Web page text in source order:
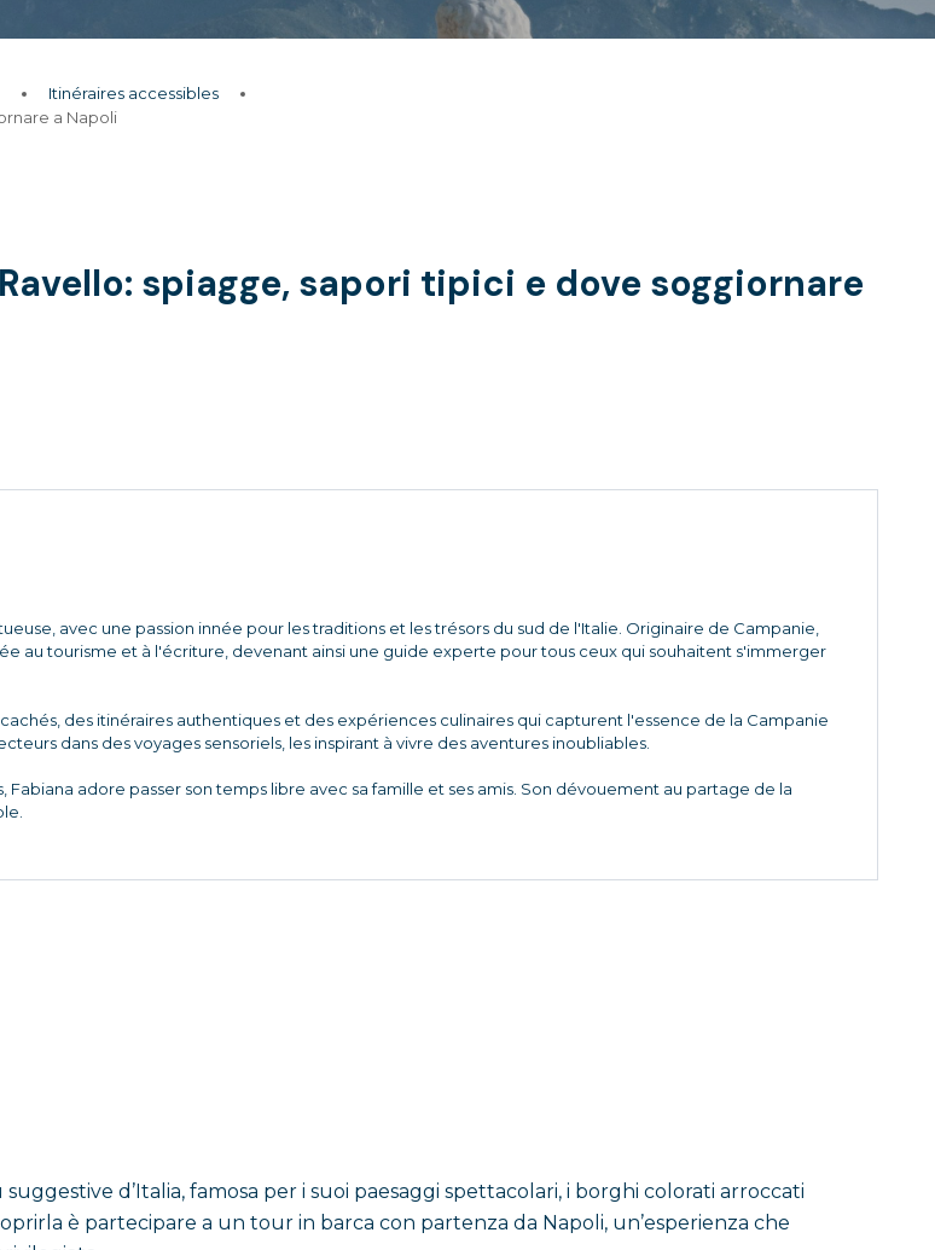
Itinéraires accessibles
a Napoli
spiagge, sapori tipici e dove soggiornare
avec une passion innée pour les traditions et les trésors du sud de l'Italie. Originaire de Campanie,
au tourisme et à l'écriture, devenant ainsi une guide experte pour tous ceux qui souhaitent s'immerger
des itinéraires authentiques et des expériences culinaires qui capturent l'essence de la Campanie
dans des voyages sensoriels, les inspirant à vivre des aventures inoubliables.
adore passer son temps libre avec sa famille et ses amis. Son dévouement au partage de la
d’Italia, famosa per i suoi paesaggi spettacolari, i borghi colorati arroccati
è partecipare a un tour in barca con partenza da Napoli, un’esperienza che